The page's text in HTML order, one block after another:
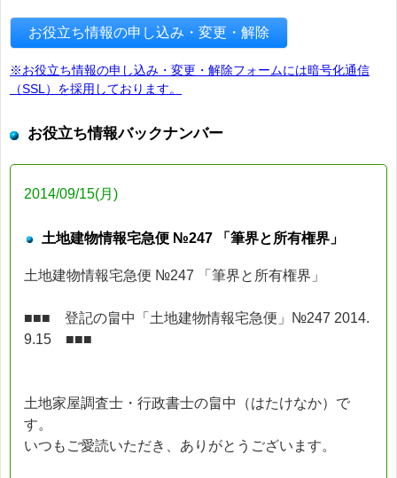
お役立ち情報の申し込み・変更・解除
※お役立ち情報の申し込み・変更・解除フォームには暗号化通信
（SSL）を採用しております。
お役立ち情報バックナンバー
2014/09/15(月)
土地建物情報宅急便 №247 「筆界と所有権界」
土地建物情報宅急便 №247 「筆界と所有権界」
■■■ 登記の畠中「土地建物情報宅急便」№247 2014.
9.15 ■■■
土地家屋調査士・行政書士の畠中（はたけなか）で
す。
いつもご愛読いただき、ありがとうございます。